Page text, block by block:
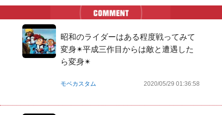
昭和のライダーはある程度戦ってみて
変身✴平成三作目からは敵と遭遇した
ら変身✴
モベカスタム 2020/05/29 01:36:58